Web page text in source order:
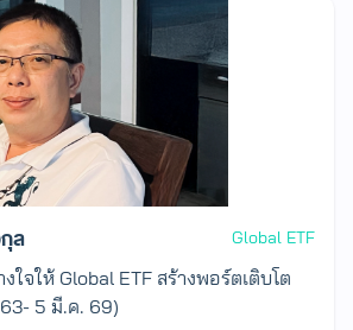
ล Global ETF
ใจให้ Global ETF สร้างพอร์ตเติบโต
5 มี.ค. 69)